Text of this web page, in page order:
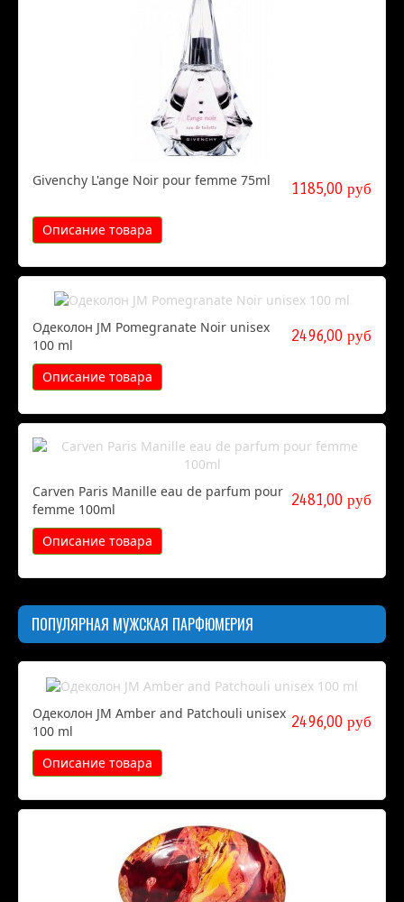
1185,00 руб
Givenchy L'ange Noir pour femme 75ml
Описание товара
2496,00 руб
Одеколон JM Pomegranate Noir unisex
100 ml
Описание товара
2481,00 руб
Carven Paris Manille eau de parfum pour
femme 100ml
Описание товара
ПОПУЛЯРНАЯ МУЖСКАЯ ПАРФЮМЕРИЯ
2496,00 руб
Одеколон JM Amber and Patchouli unisex
100 ml
Описание товара